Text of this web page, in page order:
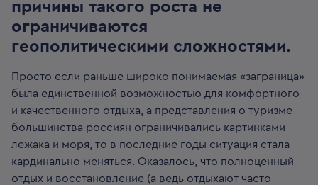
причины такого роста не
ограничиваются
геополитическими сложностями.
Просто если раньше широко понимаемая «заграница»
была единственной возможностью для комфортного
и качественного отдыха, а представления о туризме
большинства россиян ограничивались картинками
лежака и моря, то в последние годы ситуация стала
кардинально меняться. Оказалось, что полноценный
отдых и восстановление (а ведь отдыхают часто